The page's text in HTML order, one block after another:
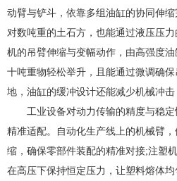
动臂与铲斗，依靠多组油缸的协同伸
对数吨重的土石方，也能通过液压压
机的吊臂伸缩与变幅动作，由高强度
十吨重物轻松举升，且能通过微调确
地，油缸的缓冲设计还能减少机械冲击
工业设备对动力传输的精度与稳
精准适配。自动化生产线上的机械臂
缩，确保零部件装配的精准对接;注塑
在高压下保持恒定压力，让塑料熔体